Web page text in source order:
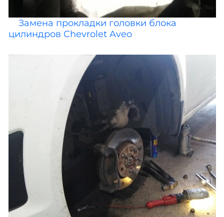
Замена прокладки головки блока
цилиндров Chevrolet Aveo